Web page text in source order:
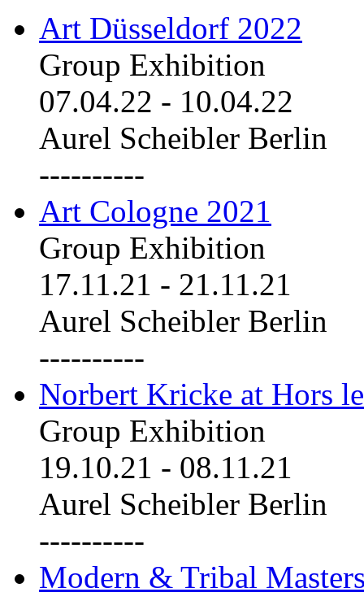
Art Düsseldorf 2022
Group Exhibition
07.04.22 - 10.04.22
Aurel Scheibler Berlin
----------
Art Cologne 2021
Group Exhibition
17.11.21 - 21.11.21
Aurel Scheibler Berlin
----------
Norbert Kricke at Hors
Group Exhibition
19.10.21 - 08.11.21
Aurel Scheibler Berlin
----------
Modern & Tribal